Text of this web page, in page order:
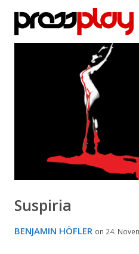
Suspiria
BENJAMIN HÖFLER on 24.